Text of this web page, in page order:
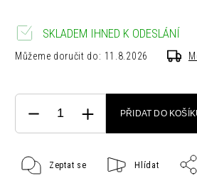
SKLADEM IHNED K ODESLÁNÍ
Můžeme doručit do: 11.8.2026
PŘIDAT DO
Zeptat se Hlídat